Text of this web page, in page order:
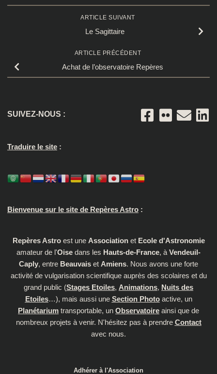
ARTICLE SUIVANT
Le Sagittaire
ARTICLE PRÉCÉDENT
Achat de l’observatoire Repères
SUIVEZ-NOUS :
Traduire le site :
Bienvenue sur le site de Repères Astro :
Repères Astroest une Associationet Ecole d'Astronomie
amateur de l'Oise dans les Hauts-de-France, à Vendeuil-
Caply, entre Beauvais et Amiens. Nous avons une forte
activité de vulgarisation scientifique auprès des scolaires et du
grand public (Stages Etoiles, Animations, Nuits des
Etoiles…), mais aussi une Section Photoactive, un
Planétarium transportable, un Observatoire ainsi que de
nombreux projets à venir. N'hésitez pas à prendre Contact
avec nous.
Adhérer à l'Association